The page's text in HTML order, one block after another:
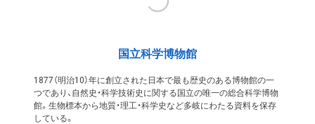
国立科学博物館
1877（明治10）年に創立された日本で最も歴史のある博物館の一
つであり、自然史・科学技術史に関する国立の唯一の総合科学博物
館。生物標本から地質・理工・科学史など多岐にわたる資料を保存
している。